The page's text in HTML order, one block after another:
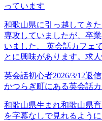
っています
和歌山県に引っ越してき
専攻していましたが、卒
いました。 英会話カフェ
とに興味があります。求
英会話初心者2026/3/12返信
かつらぎ町にある英会話
和歌山県生まれ和歌山県
を字幕なしで見れるよう